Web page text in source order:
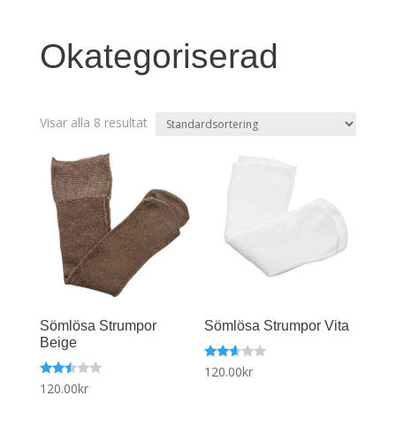
Okategoriserad
Visar alla 8 resultat
Sömlösa Strumpor
Beige
Betyg
satt
120.00kr
Sömlösa Strumpor Vita
Betyg
satt
120.00kr